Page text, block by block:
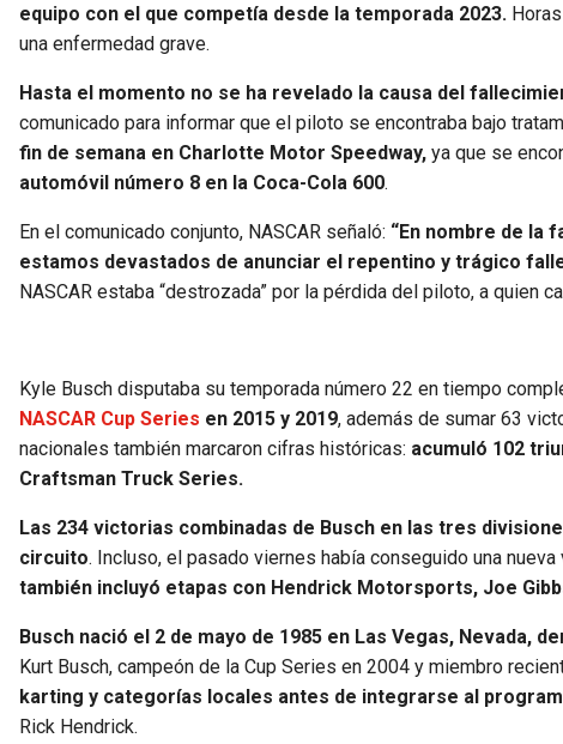
equipo con el que competía desde la temporada 2023.
una enfermedad grave.
Hasta el momento no se ha revelado la causa del
comunicado para informar que el piloto se encontraba bajo
fin de semana en Charlotte Motor Speedway, ya que se
automóvil número 8 en la Coca-Cola 600.
En el comunicado conjunto, NASCAR señaló: “En nombre de la
estamos devastados de anunciar el repentino y trágico
NASCAR estaba “destrozada” por la pérdida del piloto, a quien
Kyle Busch disputaba su temporada número 22 en tiempo
NASCAR Cup Series en 2015 y 2019, además de sumar 63
nacionales también marcaron cifras históricas: acumuló 102
Craftsman Truck Series.
Las 234 victorias combinadas de Busch en las tres
circuito. Incluso, el pasado viernes había conseguido una
también incluyó etapas con Hendrick Motorsports, Joe
Busch nació el 2 de mayo de 1985 en Las Vegas, Nevada,
Kurt Busch, campeón de la Cup Series en 2004 y miembro
karting y categorías locales antes de integrarse al
Rick Hendrick.